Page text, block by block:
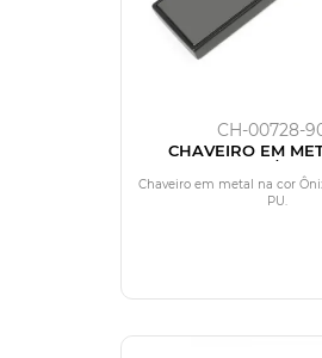
CH-00728-
CHAVEIRO EM
CINZA/
Chaveiro em metal na cor
PU.